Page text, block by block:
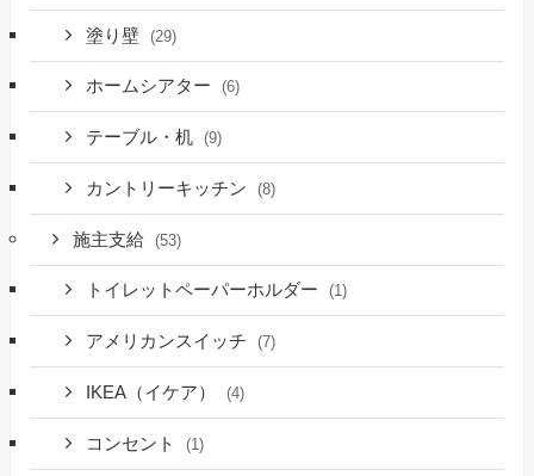
塗り壁 (29)
ホームシアター (6)
テーブル・机 (9)
カントリーキッチン (8)
施主支給 (53)
トイレットペーパーホルダー (1)
アメリカンスイッチ (7)
IKEA（イケア） (4)
コンセント (1)